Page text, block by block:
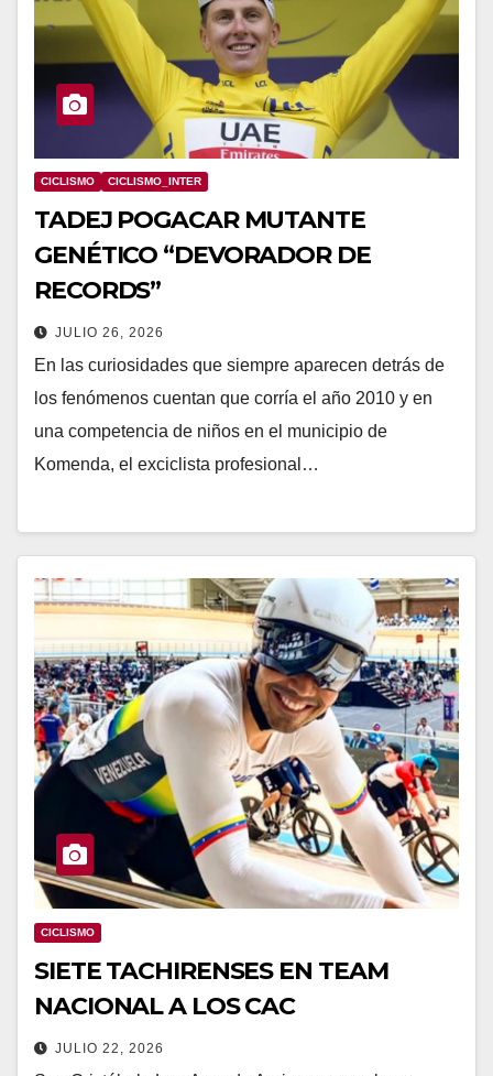
CICLISMO CICLISMO_INTER
TADEJ POGACAR MUTANTE
GENÉTICO “DEVORADOR DE
RECORDS”
JULIO 26, 2026
En las curiosidades que siempre aparecen detrás de
los fenómenos cuentan que corría el año 2010 y en
una competencia de niños en el municipio de
Komenda, el exciclista profesional…
CICLISMO
SIETE TACHIRENSES EN TEAM
NACIONAL A LOS CAC
JULIO 22, 2026